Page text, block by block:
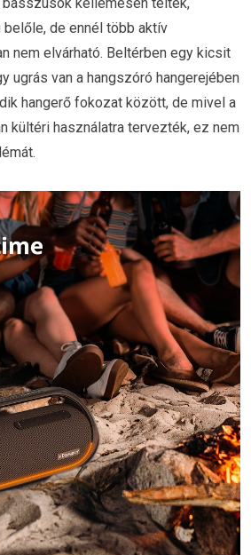
de ennél több aktív
nem elvárható. Beltérben egy kicsit
ugrás van a hangszóró hangerejében
hangerő fokozat között, de mivel a
kültéri használatra tervezték, ez nem